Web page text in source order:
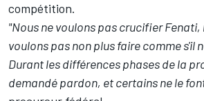
compétition.
"Nous ne voulons pas crucifier Fenati,
voulons pas non plus faire comme s'il
Durant les différences phases de la
demandé pardon, et certains ne le